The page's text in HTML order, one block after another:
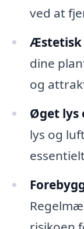
ved at
dine
og
Øget lys
lys og